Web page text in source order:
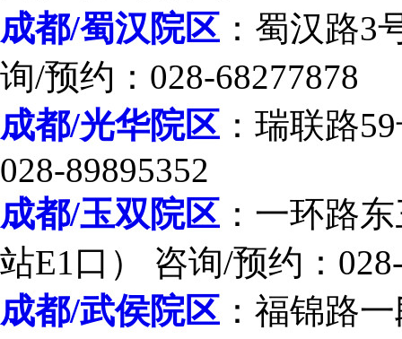
成都/蜀汉院区 ：蜀汉路3
询/预约：028-68277878
成都/光华院区 ：瑞联路
028-89895352
成都/玉双院区 ：一环路
站E1口） 咨询/预约：
成都/武侯院区 ：福锦路